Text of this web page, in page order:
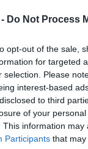
Do Not Process
opt-out of the sale,
for targeted
selection. Please
interest-based
to third
of your
This information
Participants that may
évfordulója
Victor Ioan
munkájának
A hivatalos
a héten -
színháza, a Csíki
amelyet